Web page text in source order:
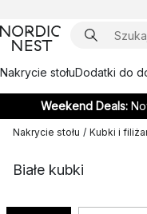
Nakrycie stołuDodatki do
Weekend Deals:
Nakrycie stołu / Kubki i
Białe kubki